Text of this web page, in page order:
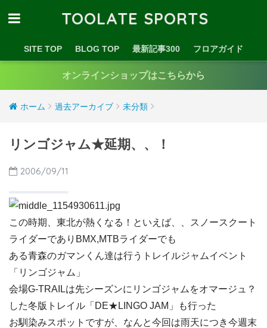
TOOLATE SPORTS
SITE TOP BLOG TOP 最新記事300 フロアガイド
オンラインショップはこちらから
ホーム 過去アーカイブ 未分類
リンゴジャム★延期、、！
2006/09/11
この時期、東北が熱くなる！といえば、、スノースクート
ライダーでありBMX,MTBライダーでも
ある青森のガマンくん達は行うトレイルジャムイベント
「リンゴジャム」
会場G-TRAILは先シーズンにリンゴジャムをオマージュ？
した冬版トレイル「DE★LINGO JAM」も行った
お馴染みスポットですが、なんと今回は雨天につき今週末